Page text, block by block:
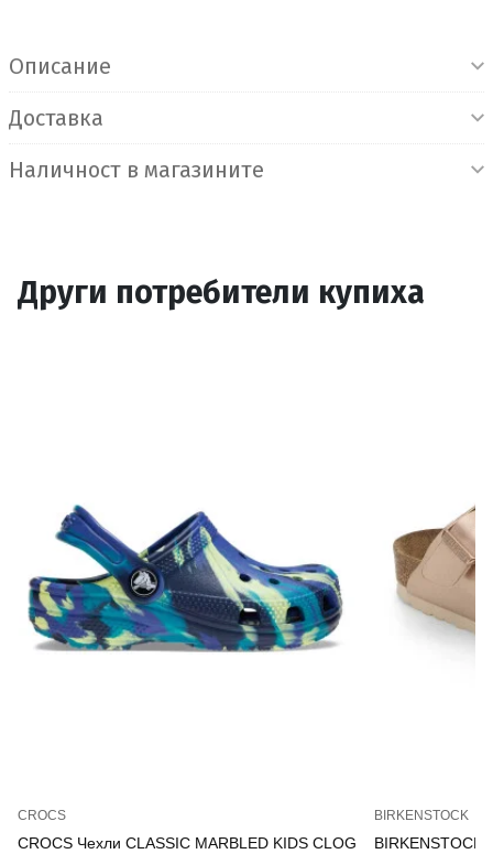
Описание
Доставка
Наличност в магазините
Други потребители купиха
CROCS
CROCS Чехли CLASSIC MARBLED KIDS CLOG
BIRKENSTOCK
BIRKENSTOCK